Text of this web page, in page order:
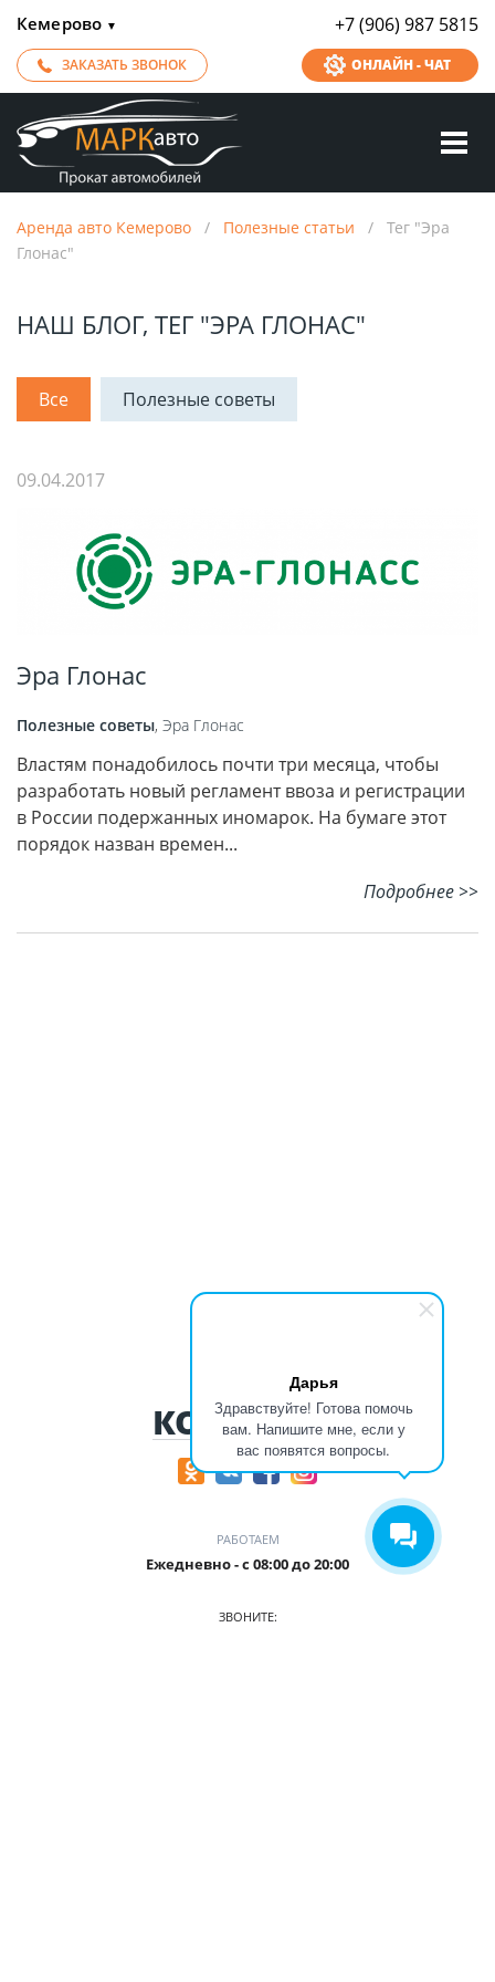
Дарья
Здравствуйте! Готова помочь
вам. Напишите мне, если у
вас появятся вопросы.
Кемерово ▼ +7 (906) 987 5815
ЗАКАЗАТЬ ЗВОНОК ОНЛАЙН - ЧАТ
Аренда авто Кемерово / Полезные статьи / Тег "Эра
Глонас"
НАШ БЛОГ, ТЕГ "ЭРА ГЛОНАС"
Все Полезные советы
09.04.2017
Эра Глонас
Полезные советы, Эра Глонас
Властям понадобилось почти три месяца, чтобы
разработать новый регламент ввоза и регистрации
в России подержанных иномарок. На бумаге этот
порядок назван времен...
Подробнее >>
КОНТАКТЫ
РАБОТАЕМ
Ежедневно - с 08:00 до 20:00
ЗВОНИТЕ: